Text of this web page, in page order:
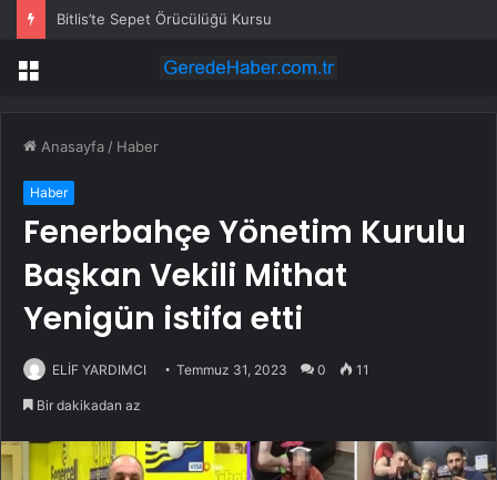
Bitlis’te Sepet Örücülüğü Kursu
Menü
Anasayfa / Haber
Haber
Fenerbahçe Yönetim Kurulu
Başkan Vekili Mithat
Yenigün istifa etti
ELİF YARDIMCI Temmuz 31, 2023 0 11
Bir dakikadan az